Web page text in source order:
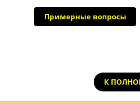
Примерные вопросы
К